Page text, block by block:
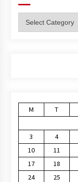
M
T
3
4
10
11
17
18
24
25